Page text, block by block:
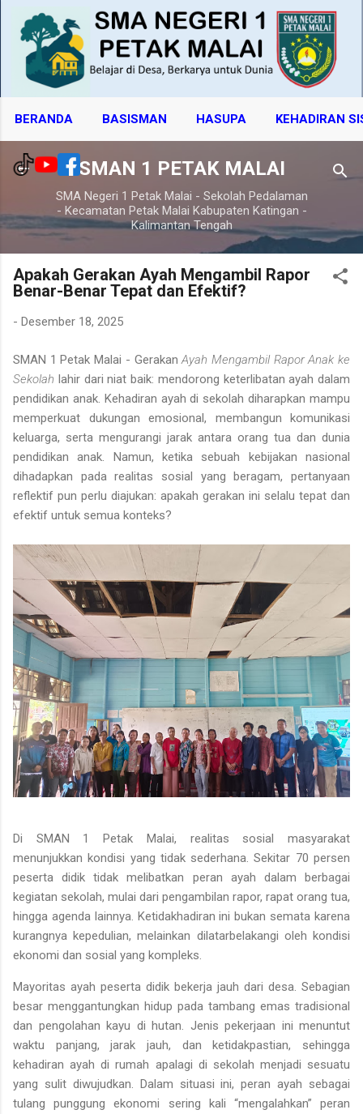
BERANDA BASISMAN HASUPA KEHADIRAN
Langsung ke konten utama
SMAN 1 PETAK MALAI
SMA Negeri 1 Petak Malai - Sekolah Pedalaman
- Kecamatan Petak Malai Kabupaten Katingan -
Kalimantan Tengah
Apakah Gerakan Ayah Mengambil Rapor
Benar-Benar Tepat dan Efektif?
- Desember 18, 2025
SMAN 1 Petak Malai - GerakanAyah Mengambil Rapor Anak ke
Sekolah lahir dari niat baik: mendorong keterlibatan ayah dalam
pendidikan anak. Kehadiran ayah di sekolah diharapkan mampu
memperkuat dukungan emosional, membangun komunikasi
keluarga, serta mengurangi jarak antara orang tua dan dunia
pendidikan anak. Namun, ketika sebuah kebijakan nasional
dihadapkan pada realitas sosial yang beragam, pertanyaan
reflektif pun perlu diajukan: apakah gerakan ini selalu tepat dan
efektif untuk semua konteks?
Di SMAN 1 Petak Malai, realitas sosial masyarakat
menunjukkan kondisi yang tidak sederhana. Sekitar 70 persen
peserta didik tidak melibatkan peran ayah dalam berbagai
kegiatan sekolah, mulai dari pengambilan rapor, rapat orang tua,
hingga agenda lainnya. Ketidakhadiran ini bukan semata karena
kurangnya kepedulian, melainkan dilatarbelakangi oleh kondisi
ekonomi dan sosial yang kompleks.
Mayoritas ayah peserta didik bekerja jauh dari desa. Sebagian
besar menggantungkan hidup pada tambang emas tradisional
dan pengolahan kayu di hutan . Jenis pekerjaan ini menuntut
waktu panjang, jarak jauh, dan ketidakpastian, sehingga
kehadiran ayah di rumah apalagi di sekolah menjadi sesuatu
yang sulit diwujudkan. Dalam situasi ini, peran ayah sebagai
tulang punggung ekonomi sering kali “mengalahkan” peran